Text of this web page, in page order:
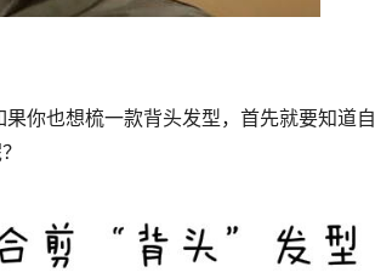
你也想梳一款背头发型，首先就要知道自